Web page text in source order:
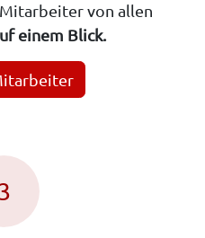
von allen
einem Blick.